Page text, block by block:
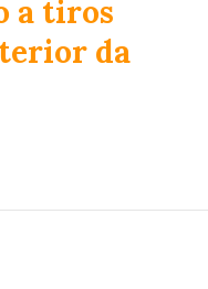
a tiros
da